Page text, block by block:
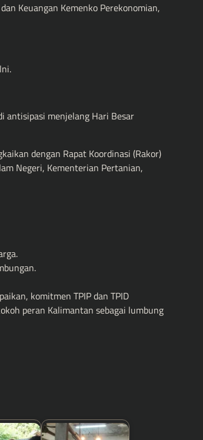
Keuangan Kemenko Perekonomian,
antisipasi menjelang Hari Besar
dengan Rapat Koordinasi (Rakor)
Negeri, Kementerian Pertanian,
komitmen TPIP dan TPID
peran Kalimantan sebagai lumbung